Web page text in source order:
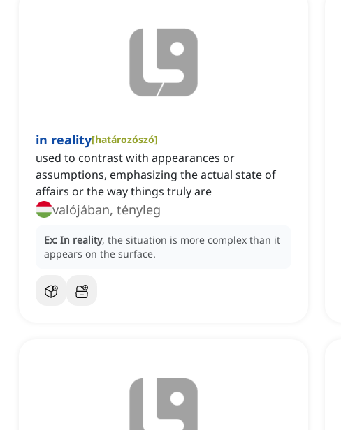
in reality[határozószó]
used to contrast with appearances or
assumptions, emphasizing the actual state of
affairs or the way things truly are
valójában, tényleg
Ex: In reality, the situation is more complex than it
appears on the surface.